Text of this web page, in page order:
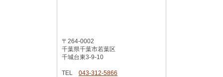
〒264-0002
千葉県千葉市若葉区
千城台東3-9-10
TEL 043-312-5866